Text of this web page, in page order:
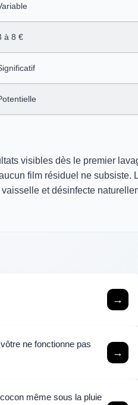
à 8 €
visibles dès le premier
film résiduel ne subsiste.
et désinfecte
→
ne fonctionne pas
→
même sous la pluie